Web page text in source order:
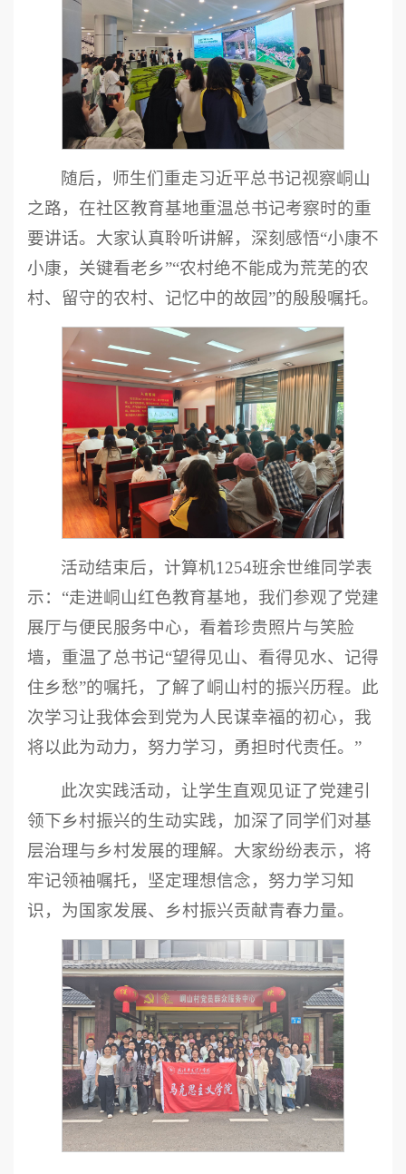
随后，师生们重走习近平总书记视察峒山
之路，在社区教育基地重温总书记考察时的重
要讲话。大家认真聆听讲解，深刻感悟“小康不
小康，关键看老乡”“农村绝不能成为荒芜的农
村、留守的农村、记忆中的故园”的殷殷嘱托。
活动结束后，计算机1254班余世维同学表
示：“走进峒山红色教育基地，我们参观了党建
展厅与便民服务中心，看着珍贵照片与笑脸
墙，重温了总书记“望得见山、看得见水、记得
住乡愁”的嘱托，了解了峒山村的振兴历程。此
次学习让我体会到党为人民谋幸福的初心，我
将以此为动力，努力学习，勇担时代责任。”
此次实践活动，让学生直观见证了党建引
领下乡村振兴的生动实践，加深了同学们对基
层治理与乡村发展的理解。大家纷纷表示，将
牢记领袖嘱托，坚定理想信念，努力学习知
识，为国家发展、乡村振兴贡献青春力量。